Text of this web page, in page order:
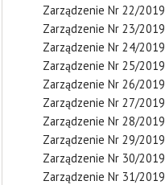
Zarządzenie Nr 22/2019
Zarządzenie Nr 23/2019
Zarządzenie Nr 24/2019
Zarządzenie Nr 25/2019
Zarządzenie Nr 26/2019
Zarządzenie Nr 27/2019
Zarządzenie Nr 28/2019
Zarządzenie Nr 29/2019
Zarządzenie Nr 30/2019
Zarządzenie Nr 31/2019